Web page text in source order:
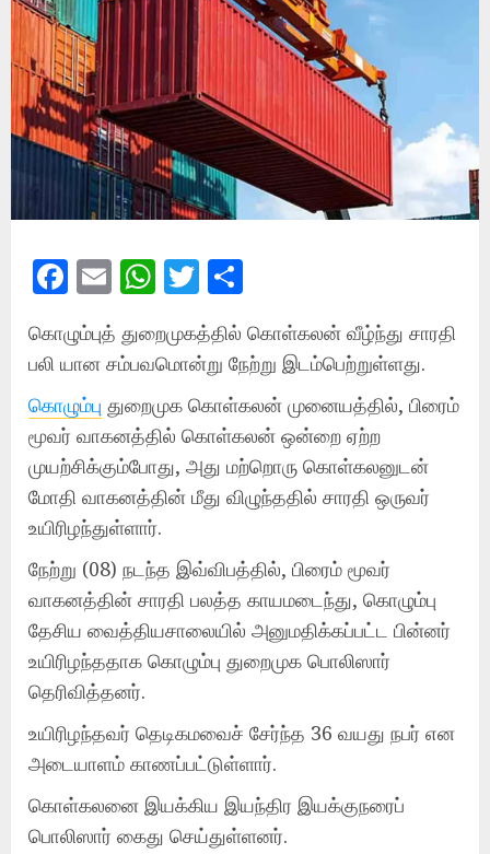
Facebook
EmailWhatsApp
Twitter
கொழும்புத் துறைமுகத்தில் கொள்கலன் வீழ்ந்து சாரதி
பலி யான சம்பவமொன்று நேற்று இடம்பெற்றுள்ளது.
கொழும்பு துறைமுக கொள்கலன் முனையத்தில், பிரைம்
மூவர் வாகனத்தில் கொள்கலன் ஒன்றை ஏற்ற
முயற்சிக்கும்போது, அது மற்றொரு கொள்கலனுடன்
மோதி வாகனத்தின் மீது விழுந்ததில் சாரதி ஒருவர்
உயிரிழந்துள்ளார்.
நேற்று (08) நடந்த இவ்விபத்தில், பிரைம் மூவர்
வாகனத்தின் சாரதி பலத்த காயமடைந்து, கொழும்பு
தேசிய வைத்தியசாலையில் அனுமதிக்கப்பட்ட பின்னர்
உயிரிழந்ததாக கொழும்பு துறைமுக பொலிஸார்
தெரிவித்தனர்.
உயிரிழந்தவர் தெடிகமவைச் சேர்ந்த 36 வயது நபர் என
அடையாளம் காணப்பட்டுள்ளார்.
கொள்கலனை இயக்கிய இயந்திர இயக்குநரைப்
பொலிஸார் கைது செய்துள்ளனர்.